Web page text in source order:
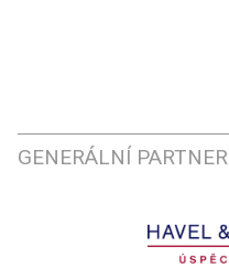
GENERÁLNÍ PARTNER